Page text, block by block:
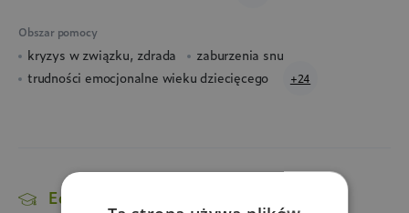
Obszar pomocy
kryzys w związku, zdrada
zaburzenia snu
trudności emocjonalne wieku dziecięcego
+24
Edukacja i kursy